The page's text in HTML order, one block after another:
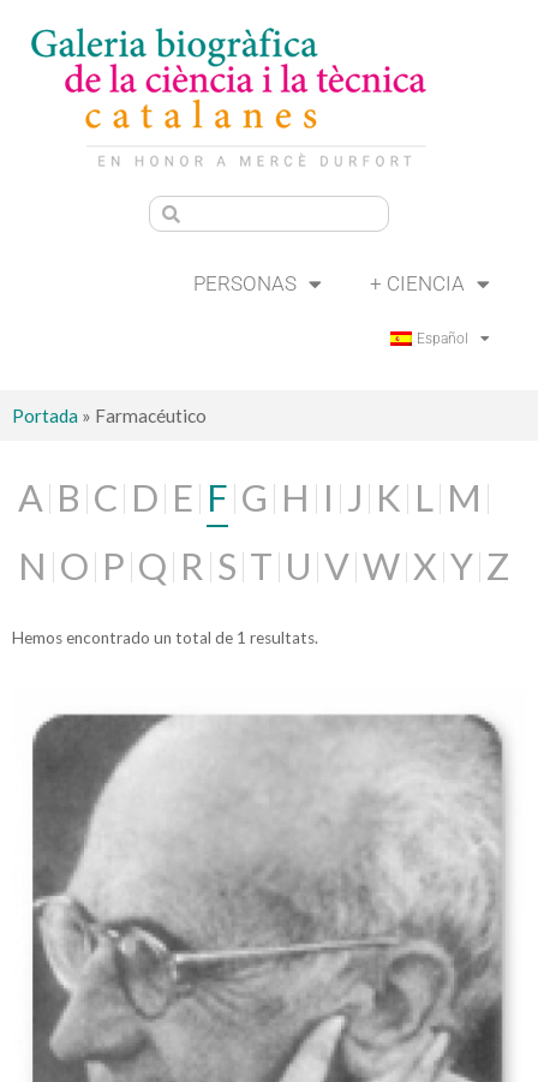
PERSONAS + CIENCIA
Español
Portada » Farmacéutico
A B C D E F G H I J K L M
N O P Q R S T U V W X Y Z
Hemos encontrado un total de 1 resultats.